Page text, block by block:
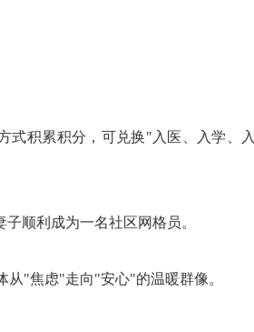
式积累积分，可兑换"入医、入学、入
顺利成为一名社区网格员。
"焦虑"走向"安心"的温暖群像。